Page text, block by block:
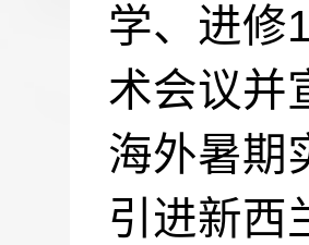
学、进修
术会议并
海外暑期
引进新西